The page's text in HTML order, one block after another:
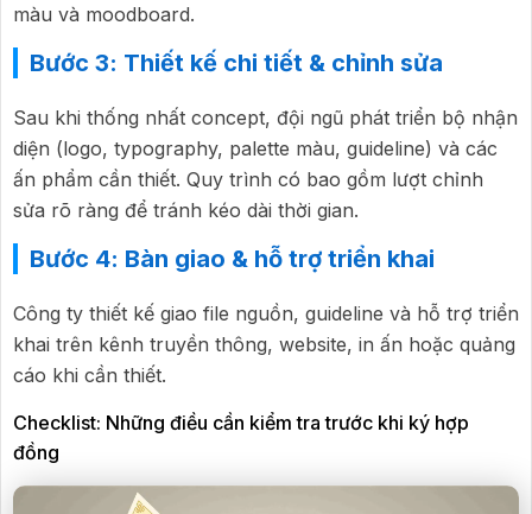
màu và moodboard.
Bước 3: Thiết kế chi tiết & chỉnh sửa
Sau khi thống nhất concept, đội ngũ phát triển bộ nhận
diện (logo, typography, palette màu, guideline) và các
ấn phẩm cần thiết. Quy trình có bao gồm lượt chỉnh
sửa rõ ràng để tránh kéo dài thời gian.
Bước 4: Bàn giao & hỗ trợ triển khai
Công ty thiết kế giao file nguồn, guideline và hỗ trợ triển
khai trên kênh truyền thông, website, in ấn hoặc quảng
cáo khi cần thiết.
Checklist: Những điều cần kiểm tra trước khi ký hợp
đồng